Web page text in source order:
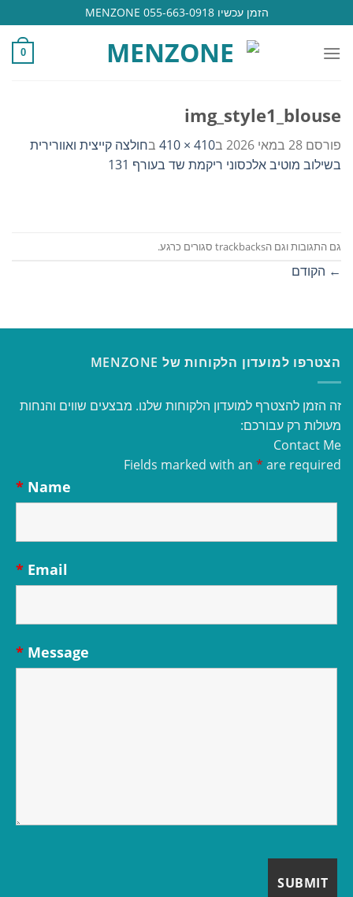
to
content
הזמן עכשיו 055-663-0918 MENZONE
0
img_style1_blouse
פורסם 28 במאי 2026 ב410 × 410 בחולצה קייצית ואוורירית
בשילוב מוטיב אלכסוני ריקמת שד בעורף 131
גם התגובות וגם הtrackbacks סגורים כרגע.
← הקודם
הצטרפו למועדון הלקוחות של MENZONE
זה הזמן להצטרף למועדון הלקוחות שלנו. מבצעים שווים והנחות
מעולות רק עבורכם:
Contact Me
Fields marked with an * are required
Name
*
Email
*
Message
*